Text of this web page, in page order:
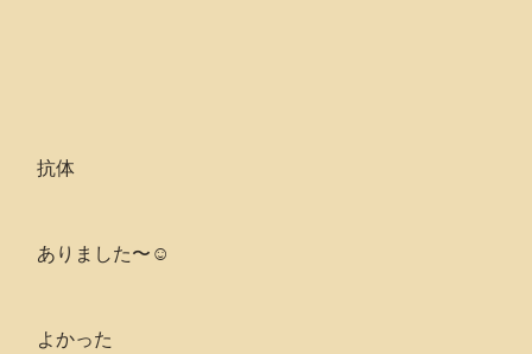
抗体
ありました〜☺️
よかった